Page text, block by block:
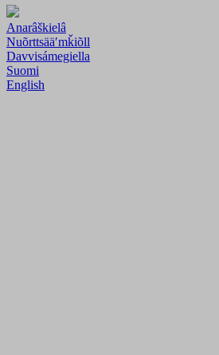
Anarâškielâ
Nuõrttsääʹmǩiõll
Davvisámegiella
Suomi
English